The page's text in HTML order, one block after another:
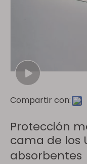
Compartir con:
Protección
cama de los
absorbentes